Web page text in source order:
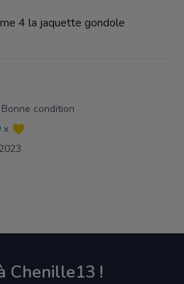
4 la jaquette gondole
condition
x
Chenille13 !